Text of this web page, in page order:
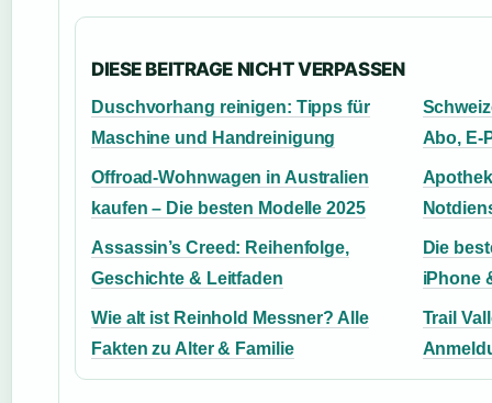
DIESE BEITRAGE NICHT VERPASSEN
Duschvorhang reinigen: Tipps für
Maschine und Handreinigung
Abo, E-
Offroad-Wohnwagen in Australien
kaufen – Die besten Modelle 2025
Assassin’s Creed: Reihenfolge,
Geschichte & Leitfaden
Die
iPhone
Wie alt ist Reinhold Messner? Alle
Fakten zu Alter & Familie
Trail